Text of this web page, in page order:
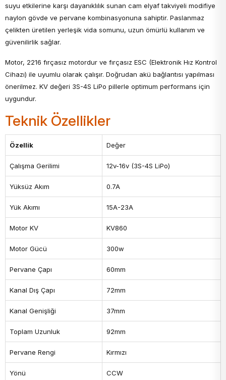
suyu etkilerine karşı dayanıklılık sunan cam elyaf takviyeli modifiye
naylon gövde ve pervane kombinasyonuna sahiptir. Paslanmaz
çelikten üretilen yerleşik vida somunu, uzun ömürlü kullanım ve
güvenilirlik sağlar.
Motor, 2216 fırçasız motordur ve fırçasız ESC (Elektronik Hız Kontrol
Cihazı) ile uyumlu olarak çalışır. Doğrudan akü bağlantısı yapılması
önerilmez. KV değeri 3S-4S LiPo pillerle optimum performans için
uygundur.
Teknik Özellikler
Özellik Değer
Çalışma Gerilimi 12v-16v (3S-4S LiPo)
Yüksüz Akım 0.7A
Yük Akımı 15A-23A
Motor KV KV860
Motor Gücü 300w
Pervane Çapı 60mm
Kanal Dış Çapı 72mm
Kanal Genişliği 37mm
Toplam Uzunluk 92mm
Pervane Rengi Kırmızı
Yönü CCW